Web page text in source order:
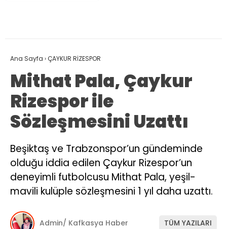
Ana Sayfa ›ÇAYKUR RİZESPOR
Mithat Pala, Çaykur
Rizespor ile
Sözleşmesini Uzattı
Beşiktaş ve Trabzonspor’un gündeminde
olduğu iddia edilen Çaykur Rizespor’un
deneyimli futbolcusu Mithat Pala, yeşil-
mavili kulüple sözleşmesini 1 yıl daha uzattı.
Admin/ Kafkasya Haber TÜM YAZILARI